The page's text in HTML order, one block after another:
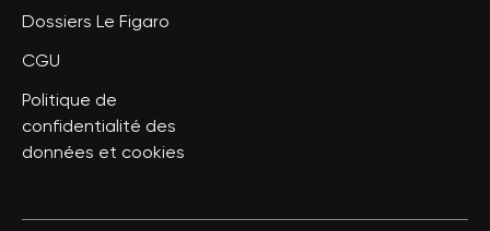
Dossiers Le Figaro
CGU
Politique de
confidentialité des
données et cookies